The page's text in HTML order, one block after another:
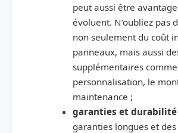
peut aussi être
évoluent. N’oubliez pas
non seulement du coût
panneaux, mais aussi
supplémentaires
personnalisation, le
maintenance ;
garanties et durabilité
garanties longues et